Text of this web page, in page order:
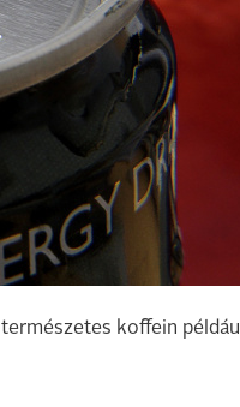
koffein például